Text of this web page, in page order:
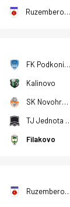
Ruzemberok (A)
FK Podkonice
Kalinovo
SK Novohrad Lucenec
TJ
Filakovo
Ruzemberok (A)